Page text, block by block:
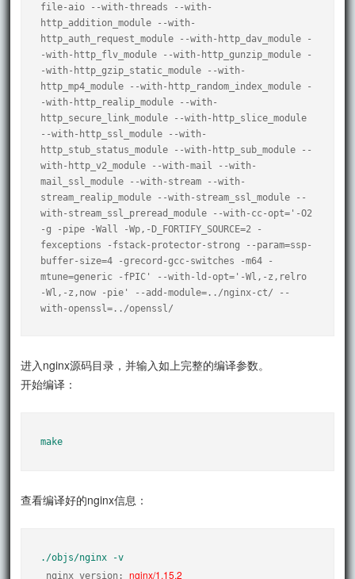
file-aio --with-threads --with-
http_addition_module --with-
http_auth_request_module --with-http_dav_module -
-with-http_flv_module --with-http_gunzip_module -
-with-http_gzip_static_module --with-
http_mp4_module --with-http_random_index_module -
-with-http_realip_module --with-
http_secure_link_module --with-http_slice_module
--with-http_ssl_module --with-
http_stub_status_module --with-http_sub_module --
with-http_v2_module --with-mail --with-
mail_ssl_module --with-stream --with-
stream_realip_module --with-stream_ssl_module --
with-stream_ssl_preread_module --with-cc-opt='-O2
-g -pipe -Wall -Wp,-D_FORTIFY_SOURCE=2 -
fexceptions -fstack-protector-strong --param=ssp-
buffer-size=4 -grecord-gcc-switches -m64 -
mtune=generic -fPIC' --with-ld-opt='-Wl,-z,relro
-Wl,-z,now -pie' --add-module=../nginx-ct/ --
with-openssl=../openssl/
进入nginx源码目录，并输入如上完整的编译参数。
开始编译：
make
查看编译好的nginx信息：
./objs/nginx -v
nginx version: nginx/1.15.2